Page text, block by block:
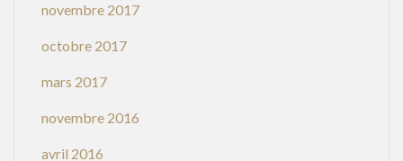
novembre 2017
octobre 2017
mars 2017
novembre 2016
avril 2016